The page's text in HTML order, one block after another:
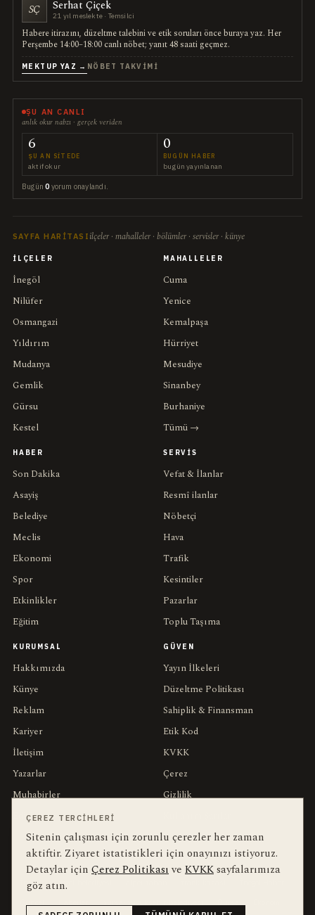
SÇ Serhat Çiçek
21 yıl meslekte · Temsilci
Habere itirazını, düzeltme talebini ve etik soruları önce buraya yaz. Her
Perşembe 14:00–18:00 canlı nöbet; yanıt 48 saati geçmez.
MEKTUP YAZ → NÖBET TAKVIMI
ŞU AN CANLI
anlık okur nabzı · gerçek veriden
6
ŞU AN SITEDE
aktif okur
0
BUGÜN HABER
bugün yayınlanan
Bugün0 yorum onaylandı.
SAYFA HARITASI ilçeler · mahalleler · bölümler · servisler · künye
İLÇELER
İnegöl
Nilüfer
Osmangazi
Yıldırım
Mudanya
Gemlik
Gürsu
Kestel
MAHALLELER
Cuma
Yenice
Kemalpaşa
Hürriyet
Mesudiye
Sinanbey
Burhaniye
Tümü →
HABER
Son Dakika
Asayiş
Belediye
Meclis
Ekonomi
Spor
Etkinlikler
Eğitim
SERVIS
Vefat & İlanlar
Resmî ilanlar
Nöbetçi
Hava
Trafik
Kesintiler
Pazarlar
Toplu Taşıma
KURUMSAL
Hakkımızda
Künye
Reklam
Kariyer
İletişim
Yazarlar
Muhabirler
Editörler
GÜVEN
Yayın İlkeleri
Düzeltme Politikası
Sahiplik & Finansman
Etik Kod
KVKK
Çerez
Gizlilik
YEREL ARANANLAR bu hafta en çok aranan
İnegöl inegol-belediyesi
ÇEREZ TERCIHLERI
Sitenin çalışması için zorunlu çerezler her zaman
aktiftir. Ziyaret istatistikleri için onayınızı istiyoruz.
Detaylar için Çerez Politikasıve KVKKsayfalarımıza
göz atın.